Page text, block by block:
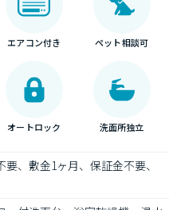
エアコン付き ペット相談可
オートロック 洗面所独立
、敷金1ヶ月、保証金不要、